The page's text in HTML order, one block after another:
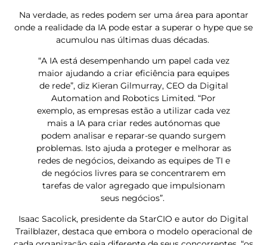
Na verdade, as redes podem ser uma área para apontar
onde a realidade da IA pode estar a superar o hype que se
acumulou nas últimas duas décadas.
“A IA está desempenhando um papel cada vez
maior ajudando a criar eficiência para equipes
de rede”, diz Kieran Gilmurray, CEO da Digital
Automation and Robotics Limited. “Por
exemplo, as empresas estão a utilizar cada vez
mais a IA para criar redes autónomas que
podem analisar e reparar-se quando surgem
problemas. Isto ajuda a proteger e melhorar as
redes de negócios, deixando as equipes de TI e
de negócios livres para se concentrarem em
tarefas de valor agregado que impulsionam
seus negócios”.
Isaac Sacolick, presidente da StarCIO e autor do Digital
Trailblazer, destaca que embora o modelo operacional de